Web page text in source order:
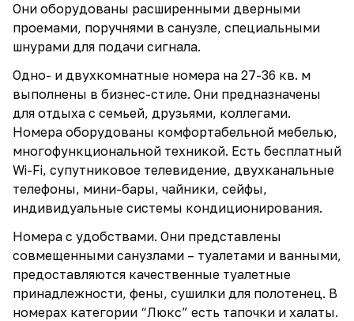
Они оборудованы расширенными дверными
проемами, поручнями в санузле, специальными
шнурами для подачи сигнала.
Одно- и двухкомнатные номера на 27-36 кв. м
выполнены в бизнес-стиле. Они предназначены
для отдыха с семьей, друзьями, коллегами.
Номера оборудованы комфортабельной мебелью,
многофункциональной техникой. Есть бесплатный
Wi-Fi, супутниковое телевидение, двухканальные
телефоны, мини-бары, чайники, сейфы,
индивидуальные системы кондиционирования.
Номера с удобствами. Они представлены
совмещенными санузлами – туалетами и ванными,
предоставляются качественные туалетные
принадлежности, фены, сушилки для полотенец. В
номерах категории “Люкс” есть тапочки и халаты.